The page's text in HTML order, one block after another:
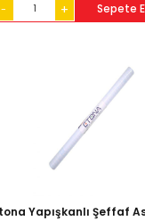
- + Sepete
Yapışkanlı Şeffaf